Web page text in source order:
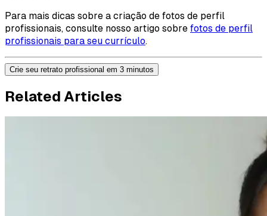
Para mais dicas sobre a criação de fotos de perfil
profissionais, consulte nosso artigo sobre fotos de perfil
profissionais para seu currículo.
Crie seu retrato profissional em 3 minutos
Related Articles